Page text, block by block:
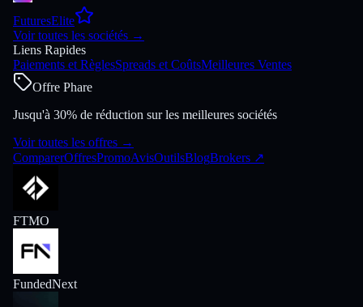
FuturesElite
Voir toutes les sociétés →
Liens Rapides
Paiements et RèglesSpreads et CoûtsMeilleures Ventes
Offre Phare
Jusqu'à 30% de réduction sur les meilleures sociétés
Voir toutes les offres →
ComparerOffresPromoAvisOutilsBlogBrokers ↗
FTMO
FundedNext